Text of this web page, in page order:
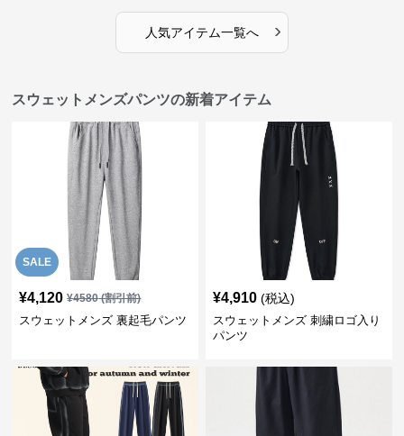
人気アイテム一覧へ ›
スウェットメンズパンツの新着アイテム
SALE
¥4,120 ¥4580(割引前)
スウェットメンズ 裏起毛パンツ
¥4,910 (税込)
スウェットメンズ 刺繍ロゴ入り
パンツ